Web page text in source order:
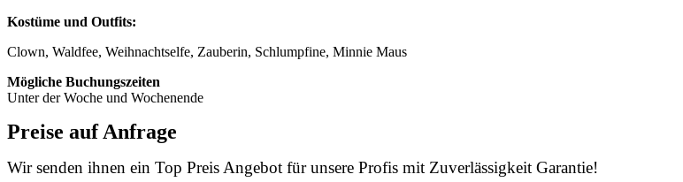
Kostüme und Outfits:
Clown, Waldfee, Weihnachtselfe, Zauberin, Schlumpfine, Minnie Maus
Mögliche Buchungszeiten
Unter der Woche und Wochenende
Preise auf Anfrage
Wir senden ihnen ein Top Preis Angebot für unsere Profis mit Zuverlässigkeit Garantie!